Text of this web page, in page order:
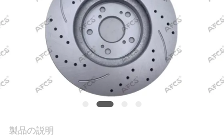
品
管
理
問
製品の説明